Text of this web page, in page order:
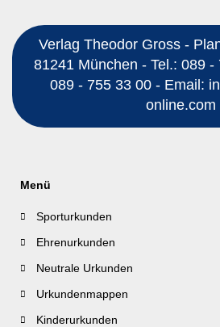
Verlag Theodor Gross -
81241 München - Tel.: 089 -
089 - 755 33 00 - Email:
online.com
Menü
Sporturkunden
Ehrenurkunden
Neutrale Urkunden
Urkundenmappen
Kinderurkunden